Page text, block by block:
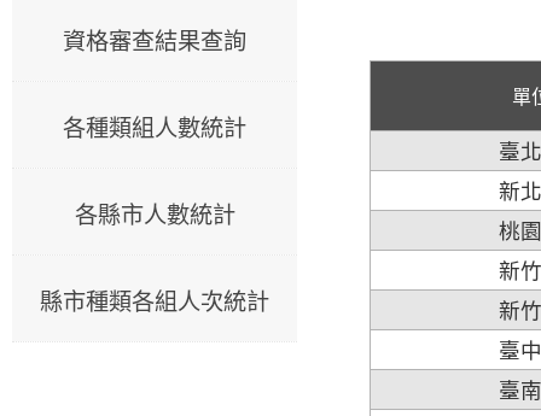
資格審查結果查詢
各種類組人數統計
各縣市人數統計
縣市種類各組人次統計
單
臺
新
桃
新
新
臺
臺